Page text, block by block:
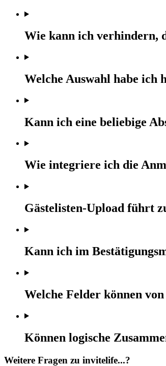
Wie kann ich verhindern,
Welche Auswahl habe ich
Kann ich eine beliebige
Wie integriere ich die
Gästelisten-Upload führt
Kann ich im
Welche Felder können
Können logische
Weitere Fragen zu invitelife...?